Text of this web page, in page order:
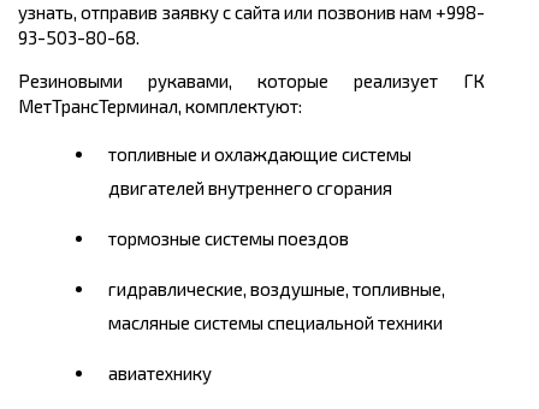
узнать, отправив заявку с сайта или позвонив нам +998-
93-503-80-68.
Резиновыми рукавами, которые реализует ГК
МетТрансТерминал, комплектуют:
топливные и охлаждающие системы
двигателей внутреннего сгорания
тормозные системы поездов
гидравлические, воздушные, топливные,
масляные системы специальной техники
авиатехнику